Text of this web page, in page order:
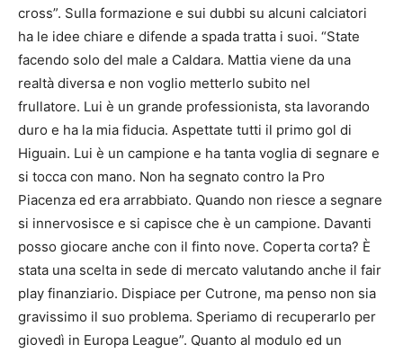
cross”. Sulla formazione e sui dubbi su alcuni calciatori
ha le idee chiare e difende a spada tratta i suoi. “State
facendo solo del male a Caldara. Mattia viene da una
realtà diversa e non voglio metterlo subito nel
frullatore. Lui è un grande professionista, sta lavorando
duro e ha la mia fiducia. Aspettate tutti il primo gol di
Higuain. Lui è un campione e ha tanta voglia di segnare e
si tocca con mano. Non ha segnato contro la Pro
Piacenza ed era arrabbiato. Quando non riesce a segnare
si innervosisce e si capisce che è un campione. Davanti
posso giocare anche con il finto nove. Coperta corta? È
stata una scelta in sede di mercato valutando anche il fair
play finanziario. Dispiace per Cutrone, ma penso non sia
gravissimo il suo problema. Speriamo di recuperarlo per
giovedì in Europa League”. Quanto al modulo ed un